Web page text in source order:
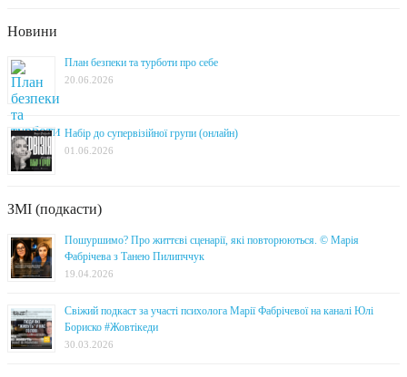
Новини
План безпеки та турботи про себе
20.06.2026
Набір до супервізійної групи (онлайн)
01.06.2026
ЗМІ (подкасти)
Пошуршимо? Про життєві сценарії, які повторюються. © Марія
Фабрічева з Танею Пилипччук
19.04.2026
Свіжий подкаст за участі психолога Марії Фабрічевої на каналі Юлі
Бориско #Жовтікеди
30.03.2026